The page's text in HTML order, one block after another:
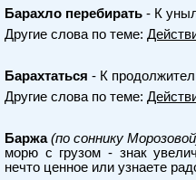
Барахло перебирать - К
Другие слова по теме:
Барахтаться - К
Другие слова по теме:
Баржа (по соннику
морю с грузом - знак
нечто ценное или узнаете